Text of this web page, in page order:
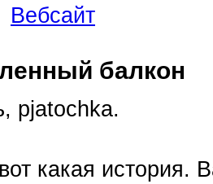
Вебсайт
балкон
pjatochka.
какая история.